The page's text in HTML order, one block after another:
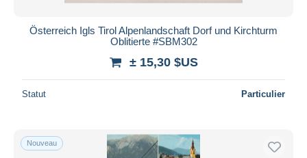
Österreich Igls Tirol Alpenlandschaft Dorf und Kirchturm
Oblitierte #SBM302
± 15,30 $US
Statut Particulier
Nouveau